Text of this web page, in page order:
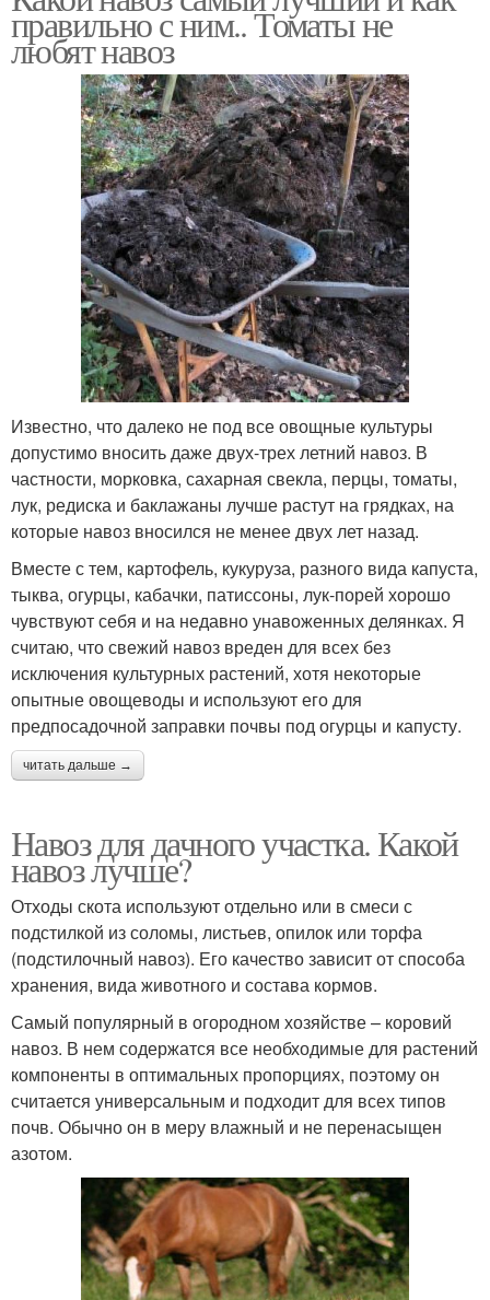
правильно с ним.. Томаты не
любят навоз
Известно, что далеко не под все овощные культуры
допустимо вносить даже двух-трех летний навоз. В
частности, морковка, сахарная свекла, перцы, томаты,
лук, редиска и баклажаны лучше растут на грядках, на
которые навоз вносился не менее двух лет назад.
Вместе с тем, картофель, кукуруза, разного вида капуста,
тыква, огурцы, кабачки, патиссоны, лук-порей хорошо
чувствуют себя и на недавно унавоженных делянках. Я
считаю, что свежий навоз вреден для всех без
исключения культурных растений, хотя некоторые
опытные овощеводы и используют его для
предпосадочной заправки почвы под огурцы и капусту.
читать дальше →
Навоз для дачного участка. Какой
навоз лучше?
Отходы скота используют отдельно или в смеси с
подстилкой из соломы, листьев, опилок или торфа
(подстилочный навоз). Его качество зависит от способа
хранения, вида животного и состава кормов.
Самый популярный в огородном хозяйстве – коровий
навоз. В нем содержатся все необходимые для растений
компоненты в оптимальных пропорциях, поэтому он
считается универсальным и подходит для всех типов
почв. Обычно он в меру влажный и не перенасыщен
азотом.